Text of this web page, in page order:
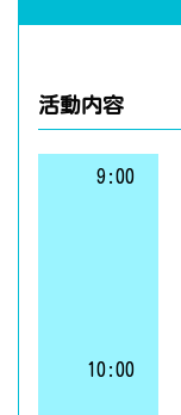
活動内容
9:00
10:00